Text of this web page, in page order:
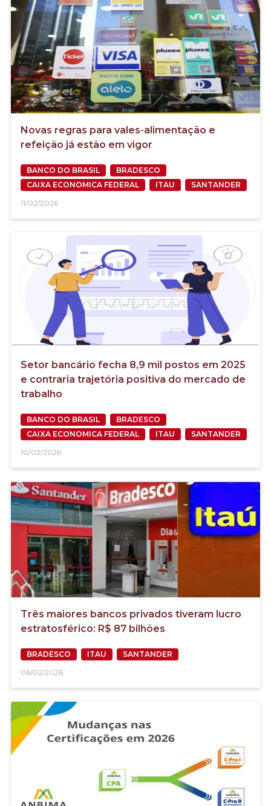
Novas regras para vales-alimentação e
refeição já estão em vigor
BANCO DO BRASIL
BRADESCO
CAIXA ECONOMICA FEDERAL
ITAU
SANTANDER
11/02/2026
Setor bancário fecha 8,9 mil postos em 2025
e contraria trajetória positiva do mercado de
trabalho
BANCO DO BRASIL
BRADESCO
CAIXA ECONOMICA FEDERAL
ITAU
SANTANDER
10/02/2026
Três maiores bancos privados tiveram lucro
estratosférico: R$ 87 bilhões
BRADESCO ITAU
SANTANDER
06/02/2026